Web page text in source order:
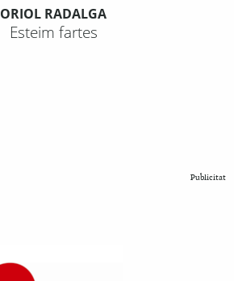
ORIOL RADALGA
Esteim fartes
Publicitat